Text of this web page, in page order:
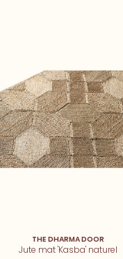
THE DHARMA DOOR
Jute mat 'Kasba' naturel